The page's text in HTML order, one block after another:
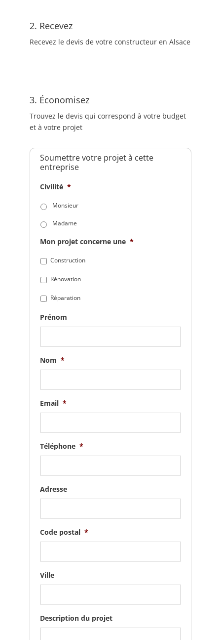
2. Recevez
Recevez le devis de votre constructeur en Alsace
3. Économisez
Trouvez le devis qui correspond à votre budget
et à votre projet
Soumettre votre projet à cette
entreprise
Civilité *
Monsieur
Madame
Mon projet concerne une *
Construction
Rénovation
Réparation
Prénom
Nom *
Email *
Téléphone *
Adresse
Code postal *
Ville
Description du projet